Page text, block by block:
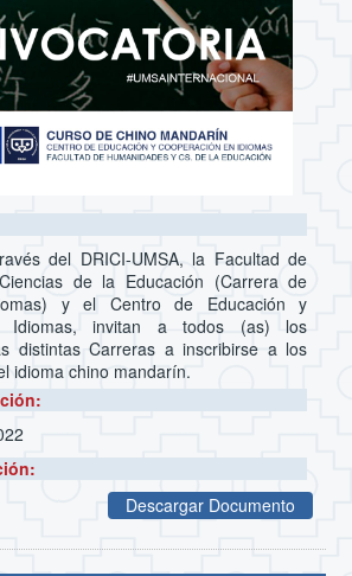
del DRICI-UMSA, la Facultad de
de la Educación (Carrera de
y el Centro de Educación y
Idiomas, invitan a todos (as) los
distintas Carreras a inscribirse a los
idioma chino mandarín.
Descargar Documento